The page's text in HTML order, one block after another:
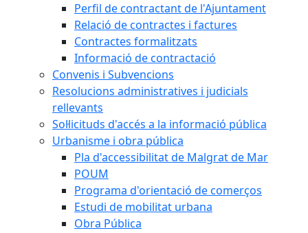
Perfil de contractant de l'Ajuntament
Relació de contractes i factures
Contractes formalitzats
Informació de contractació
Convenis i Subvencions
Resolucions administratives i judicials
rellevants
Sol·licituds d'accés a la informació pública
Urbanisme i obra pública
Pla d'accessibilitat de Malgrat de Mar
POUM
Programa d'orientació de comerços
Estudi de mobilitat urbana
Obra Pública